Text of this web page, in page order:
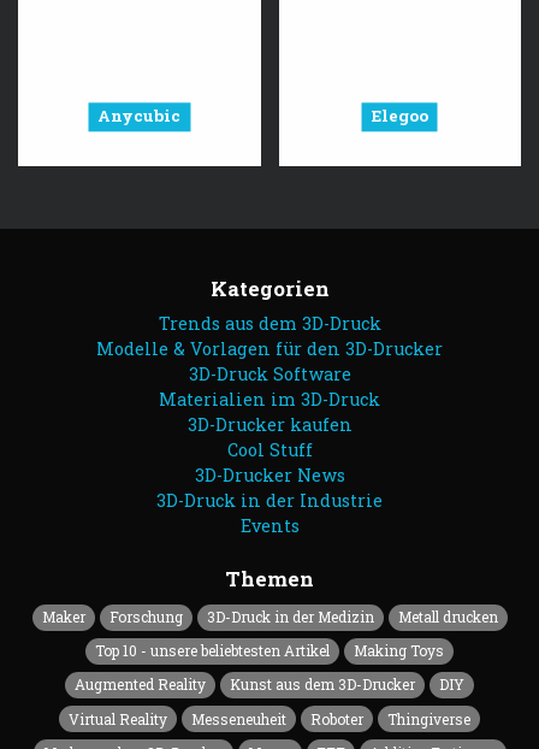
Anycubic Elegoo
Kategorien
Trends aus dem 3D-Druck
Modelle & Vorlagen für den 3D-Drucker
3D-Druck Software
Materialien im 3D-Druck
3D-Drucker kaufen
Cool Stuff
3D-Drucker News
3D-Druck in der Industrie
Events
Themen
Maker Forschung 3D-Druck in der Medizin
Metall drucken
Top 10 - unsere beliebtesten Artikel
Making Toys
Augmented Reality
Kunst aus dem 3D-Drucker
DIY
Virtual Reality
Messeneuheit Roboter
Thingiverse